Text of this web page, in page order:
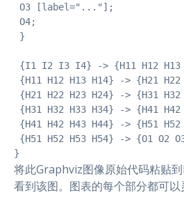
O3 [label="..."];
O4;
}
{I1 I2 I3 I4} -> {H11 H12
{H11 H12 H13 H14} -> {H21
{H21 H22 H23 H24} -> {H31
{H31 H32 H33 H34} -> {H41
{H41 H42 H43 H44} -> {H51
{H51 H52 H53 H54} -> {O1 O2
}
将此Graphviz图像原始代码粘贴
看到该图。图表的每个部分都可以